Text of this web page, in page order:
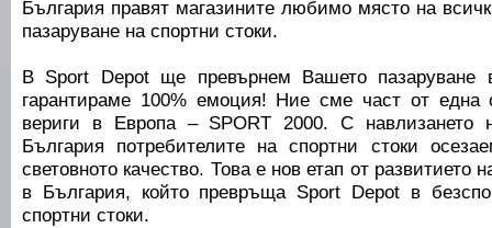
България правят магазините любимо място на
пазаруване на спортни стоки.
В Sport Depot ще превърнем Вашето пазаруване
гарантираме 100% емоция! Ние сме част от една
вериги в Европа – SPORT 2000. С навлизането
България потребителите на спортни стоки
световното качество. Това е нов етап от развитието
в България, който превръща Sport Depot в
спортни стоки.